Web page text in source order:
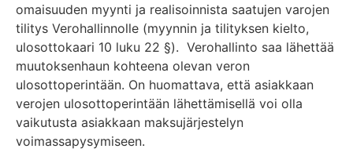
omaisuuden myynti ja realisoinnista saatujen varojen
tilitys Verohallinnolle (myynnin ja tilityksen kielto,
ulosottokaari 10 luku 22 §). Verohallinto saa lähettää
muutoksenhaun kohteena olevan veron
ulosottoperintään. On huomattava, että asiakkaan
verojen ulosottoperintään lähettämisellä voi olla
vaikutusta asiakkaan maksujärjestelyn
voimassapysymiseen.